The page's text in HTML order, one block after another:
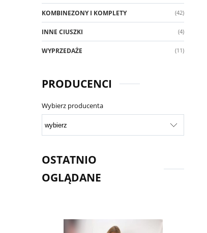
KOMBINEZONY I KOMPLETY (42)
INNE CIUSZKI (4)
WYPRZEDAŻE (11)
PRODUCENCI
Wybierz producenta
OSTATNIO
OGLĄDANE